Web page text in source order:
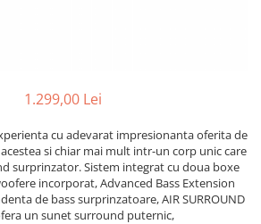
Scena
1.299,00 Lei
cu adevarat impresionanta oferita de
acestea si chiar mai mult intr-un corp unic care
surprinzator. Sistem integrat cu doua boxe
incorporat, Advanced Bass Extension
de bass surprinzatoare, AIR SURROUND
un sunet surround puternic,